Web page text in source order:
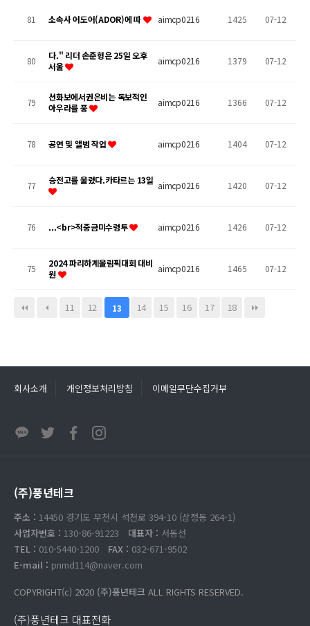
81 소속사 어도어(ADOR)에 따 aimcp0216 1425 07-12
80
다." 리더 손준형은 25일 오후
서울
aimcp0216 1379 07-12
79
션화보에서권은비는 독보적인
아우라를 풍
aimcp0216 1366 07-12
78 공연 및 앨범 작업 aimcp0216 1404 07-12
77 승전고를 울렸다.카타르는 13일 aimcp0216 1420 07-12
76 ...<br>적중금미수령투 aimcp0216 1426 07-12
75
2024 파리하계올림픽대회 대비
원
aimcp0216 1465 07-12
11 12 13 14 15 16 17 18
회사소개 개인정보처리방침 이메일무단수집거부
(주)풍년테크
주소 : 14450 경기도 부천시 석천로 394-10 (삼정동 264-1)
사업자번호 : 130-86-91223 대표자 : 서동선
TEL : 010-5440-1200 FAX : 032-671-9502
E-mail : pnmd114@naver.com
COPYRIGHT(c) 2020 (주)풍년테크 ALL RIGHTS RESERVED.
(주)풍년테크 대표전화